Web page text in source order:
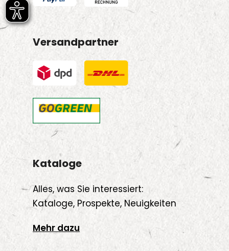
Versandpartner
Kataloge
Alles, was Sie interessiert:
Kataloge, Prospekte, Neuigkeiten
Mehr dazu